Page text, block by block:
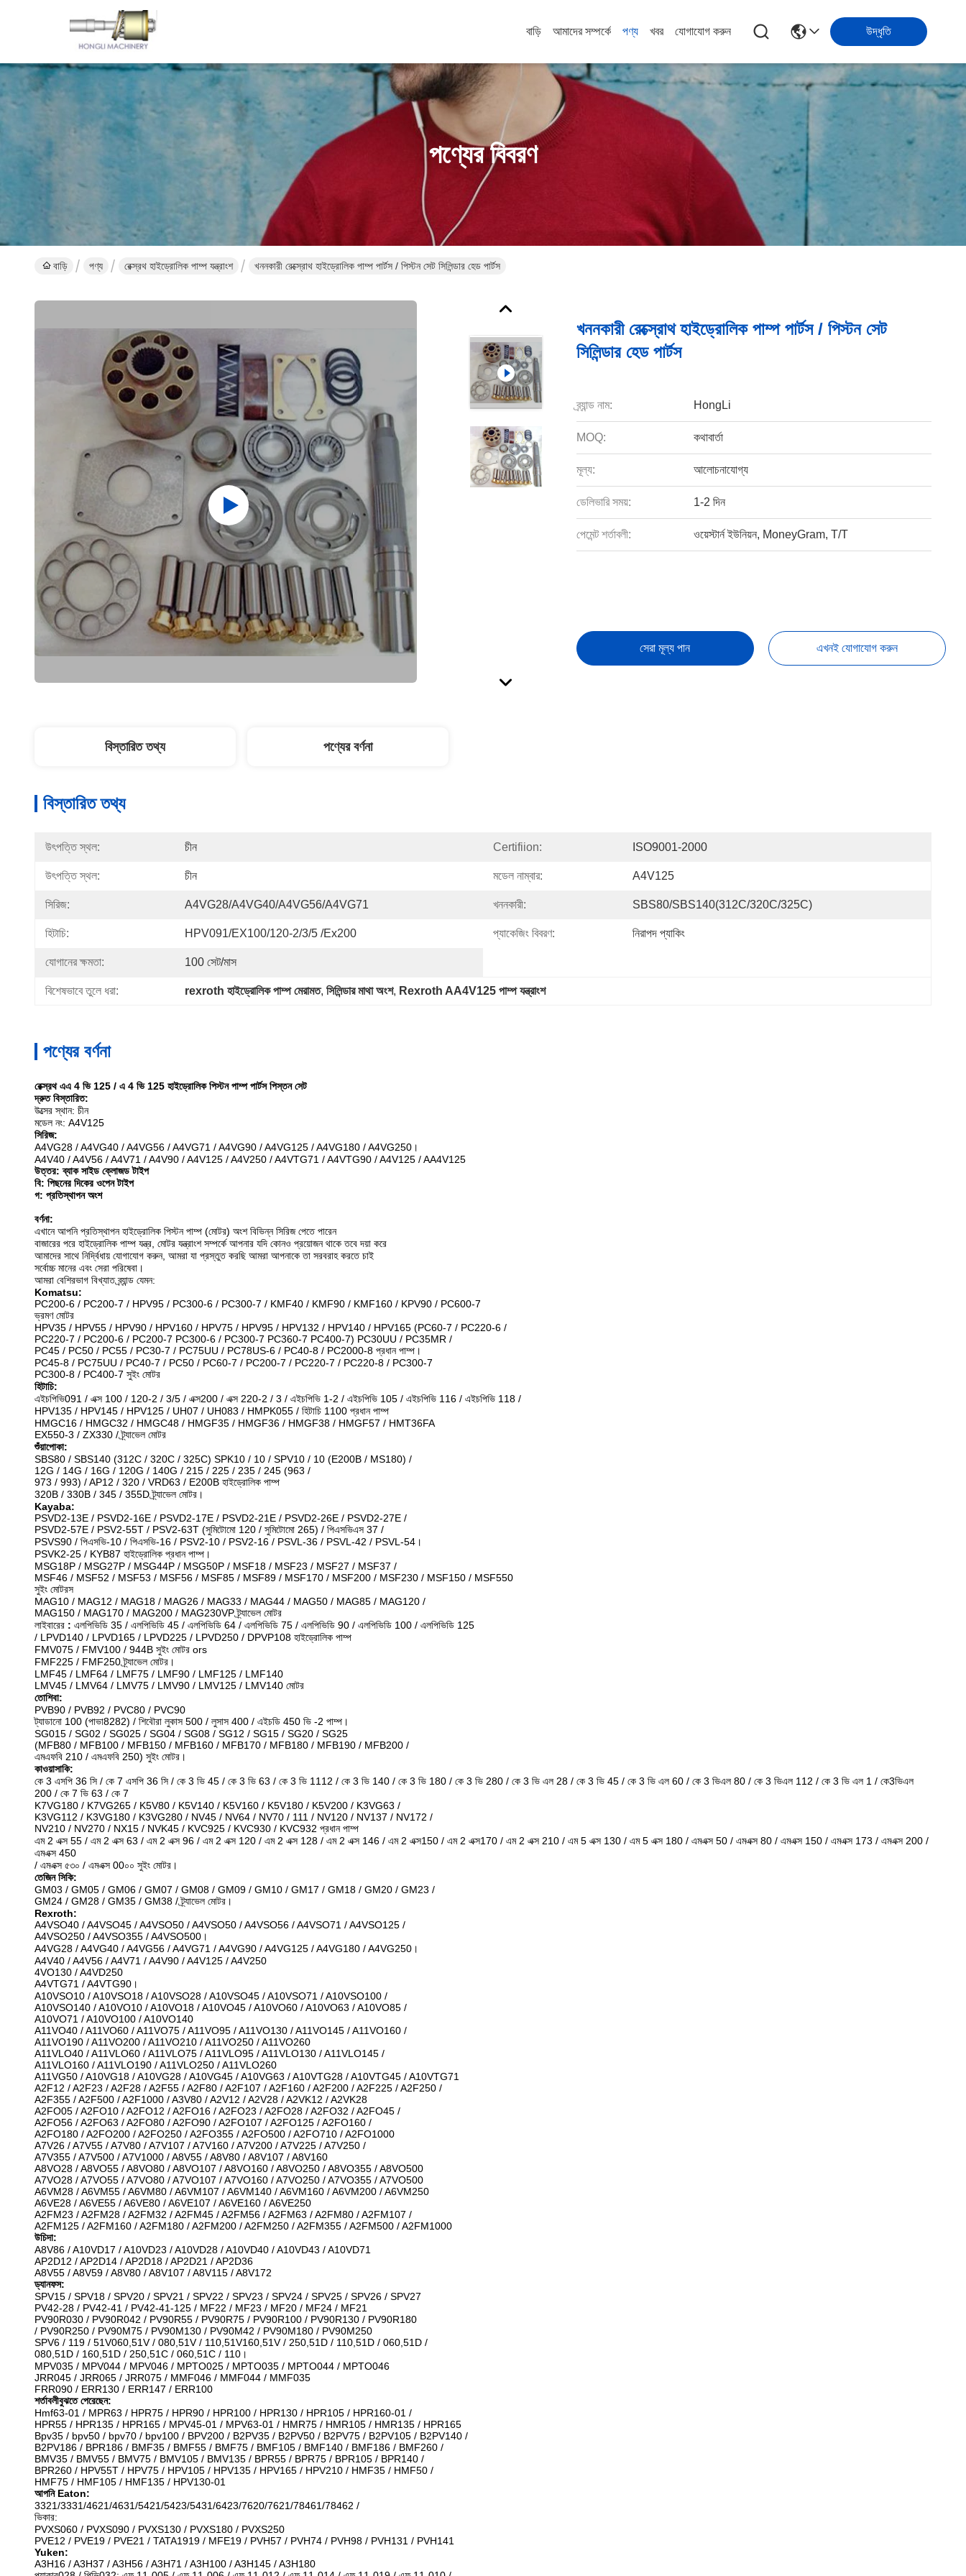
বাড়ি আমাদের সম্পর্কে পণ্য খবর যোগাযোগ করুন উদ্ধৃতি
পণ্যের বিবরণ
বাড়ি পণ্য রেক্স্রথ হাইড্রোলিক পাম্প যন্ত্রাংশ খননকারী রেক্স্রোথ হাইড্রোলিক পাম্প পার্টস / পিস্টন সেট সিলিন্ডার হেড পার্টস
খননকারী রেক্স্রোথ হাইড্রোলিক পাম্প পার্টস / পিস্টন সেট
সিলিন্ডার হেড পার্টস
ব্র্যান্ড নাম: HongLi
MOQ: কথাবার্তা
মূল্য: আলোচনাযোগ্য
ডেলিভারি সময়: 1-2 দিন
পেমেন্ট শর্তাবলী: ওয়েস্টার্ন ইউনিয়ন, MoneyGram, T/T
সেরা মূল্য পান এখনই যোগাযোগ করুন
বিস্তারিত তথ্য পণ্যের বর্ণনা
বিস্তারিত তথ্য
উৎপত্তি স্থল: চীন Certifiion: ISO9001-2000
উৎপত্তি স্থল: চীন মডেল নাম্বার: A4V125
সিরিজ: A4VG28/A4VG40/A4VG56/A4VG71 খননকারী: SBS80/SBS140(312C/320C/325C)
হিটাচি: HPV091/EX100/120-2/3/5 /Ex200 প্যাকেজিং বিবরণ: নিরাপদ প্যাকিং
যোগানের ক্ষমতা: 100 সেট/মাস
বিশেষভাবে তুলে ধরা: rexroth হাইড্রোলিক পাম্প মেরামত, সিলিন্ডার মাথা অংশ, Rexroth AA4V125 পাম্প যন্ত্রাংশ
পণ্যের বর্ণনা
রেক্স্রথ এএ 4 ভি 125 / এ 4 ভি 125 হাইড্রোলিক পিস্টন পাম্প পার্টস পিস্তন সেট
দ্রুত বিস্তারিত:
উত্সের স্থান: চীন
মডেল নং: A4V125
সিরিজ:
A4VG28 / A4VG40 / A4VG56 / A4VG71 / A4VG90 / A4VG125 / A4VG180 / A4VG250।
A4V40 / A4V56 / A4V71 / A4V90 / A4V125 / A4V250 / A4VTG71 / A4VTG90 / A4V125 / AA4V125
উত্তর: ব্যাক সাইড ক্লোজড টাইপ
বি: পিছনের দিকের ওপেন টাইপ
গ: প্রতিস্থাপন অংশ
বর্ণনা:
এখানে আপনি প্রতিস্থাপন হাইড্রোলিক পিস্টন পাম্প (মোটর) অংশ বিভিন্ন সিরিজ পেতে পারেন
বাজারের পরে হাইড্রোলিক পাম্প যন্ত্র, মোটর যন্ত্রাংশ সম্পর্কে আপনার যদি কোনও প্রয়োজন থাকে তবে দয়া করে
আমাদের সাথে নির্দ্বিধায় যোগাযোগ করুন, আমরা যা প্রস্তুত করছি আমরা আপনাকে তা সরবরাহ করতে চাই
সর্বোচ্চ মানের এবং সেরা পরিষেবা।
আমরা বেশিরভাগ বিখ্যাত ব্র্যান্ড যেমন:
Komatsu:
PC200-6 / PC200-7 / HPV95 / PC300-6 / PC300-7 / KMF40 / KMF90 / KMF160 / KPV90 / PC600-7
ভ্রমণ মোটর
HPV35 / HPV55 / HPV90 / HPV160 / HPV75 / HPV95 / HPV132 / HPV140 / HPV165 (PC60-7 / PC220-6 /
PC220-7 / PC200-6 / PC200-7 PC300-6 / PC300-7 PC360-7 PC400-7) PC30UU / PC35MR /
PC45 / PC50 / PC55 / PC30-7 / PC75UU / PC78US-6 / PC40-8 / PC2000-8 প্রধান পাম্প।
PC45-8 / PC75UU / PC40-7 / PC50 / PC60-7 / PC200-7 / PC220-7 / PC220-8 / PC300-7
PC300-8 / PC400-7 সুইং মোটর
হিটাচি:
এইচপিভি091 / এক্স 100 / 120-2 / 3/5 / এক্স200 / এক্স 220-2 / 3 / এইচপিভি 1-2 / এইচপিভি 105 / এইচপিভি 116 / এইচপিভি 118 /
HPV135 / HPV145 / HPV125 / UH07 / UH083 / HMPK055 / হিটাচি 1100 প্রধান পাম্প
HMGC16 / HMGC32 / HMGC48 / HMGF35 / HMGF36 / HMGF38 / HMGF57 / HMT36FA
EX550-3 / ZX330 / ট্র্যাভেল মোটর
শুঁয়াপোকা:
SBS80 / SBS140 (312C / 320C / 325C) SPK10 / 10 / SPV10 / 10 (E200B / MS180) /
12G / 14G / 16G / 120G / 140G / 215 / 225 / 235 / 245 (963 /
973 / 993) / AP12 / 320 / VRD63 / E200B হাইড্রোলিক পাম্প
320B / 330B / 345 / 355D ট্র্যাভেল মোটর।
Kayaba:
PSVD2-13E / PSVD2-16E / PSVD2-17E / PSVD2-21E / PSVD2-26E / PSVD2-27E /
PSVD2-57E / PSV2-55T / PSV2-63T (সুমিটোমো 120 / সুমিটোমো 265) / পিএসভিএস 37 /
PSVS90 / পিএসভি-10 / পিএসভি-16 / PSV2-10 / PSV2-16 / PSVL-36 / PSVL-42 / PSVL-54।
PSVK2-25 / KYB87 হাইড্রোলিক প্রধান পাম্প।
MSG18P / MSG27P / MSG44P / MSG50P / MSF18 / MSF23 / MSF27 / MSF37 /
MSF46 / MSF52 / MSF53 / MSF56 / MSF85 / MSF89 / MSF170 / MSF200 / MSF230 / MSF150 / MSF550
সুইং মোটরস
MAG10 / MAG12 / MAG18 / MAG26 / MAG33 / MAG44 / MAG50 / MAG85 / MAG120 /
MAG150 / MAG170 / MAG200 / MAG230VP ট্র্যাভেল মোটর
লাইবারের : এলপিভিডি 35 / এলপিভিডি 45 / এলপিভিডি 64 / এলপিভিডি 75 / এলপিভিডি 90 / এলপিভিডি 100 / এলপিভিডি 125
/ LPVD140 / LPVD165 / LPVD225 / LPVD250 / DPVP108 হাইড্রোলিক পাম্প
FMV075 / FMV100 / 944B সুইং মোটর ors
FMF225 / FMF250 ট্র্যাভেল মোটর।
LMF45 / LMF64 / LMF75 / LMF90 / LMF125 / LMF140
LMV45 / LMV64 / LMV75 / LMV90 / LMV125 / LMV140 মোটর
তোশিবা:
PVB90 / PVB92 / PVC80 / PVC90
ট্যাডানো 100 (পাভা8282) / শিবৌরা লুকাস 500 / লুসাস 400 / এইচডি 450 ভি -2 পাম্প।
SG015 / SG02 / SG025 / SG04 / SG08 / SG12 / SG15 / SG20 / SG25
(MFB80 / MFB100 / MFB150 / MFB160 / MFB170 / MFB180 / MFB190 / MFB200 /
এমএফবি 210 / এমএফবি 250) সুইং মোটর।
কাওয়াসাকি:
কে 3 এসপি 36 সি / কে 7 এসপি 36 সি / কে 3 ভি 45 / কে 3 ভি 63 / কে 3 ভি 1112 / কে 3 ভি 140 / কে 3 ভি 180 / কে 3 ভি 280 / কে 3 ভি এল 28 / কে 3 ভি 45 / কে 3 ভি এল 60 / কে 3 ভিএল 80 / কে 3 ভিএল 112 / কে 3 ভি এল 1 / কে3ভিএল
200 / কে 7 ভি 63 / কে 7
K7VG180 / K7VG265 / K5V80 / K5V140 / K5V160 / K5V180 / K5V200 / K3VG63 /
K3VG112 / K3VG180 / K3VG280 / NV45 / NV64 / NV70 / 111 / NV120 / NV137 / NV172 /
NV210 / NV270 / NX15 / NVK45 / KVC925 / KVC930 / KVC932 প্রধান পাম্প
এম 2 এক্স 55 / এম 2 এক্স 63 / এম 2 এক্স 96 / এম 2 এক্স 120 / এম 2 এক্স 128 / এম 2 এক্স 146 / এম 2 এক্স150 / এম 2 এক্স170 / এম 2 এক্স 210 / এম 5 এক্স 130 / এম 5 এক্স 180 / এমএক্স 50 / এমএক্স 80 / এমএক্স 150 / এমএক্স 173 / এমএক্স 200 /
এমএক্স 450
/ এমএক্স ৫৩০ / এমএক্স 00০০ সুইং মোটর।
তেজিন সিকি:
GM03 / GM05 / GM06 / GM07 / GM08 / GM09 / GM10 / GM17 / GM18 / GM20 / GM23 /
GM24 / GM28 / GM35 / GM38 / ট্র্যাভেল মোটর।
Rexroth:
A4VSO40 / A4VSO45 / A4VSO50 / A4VSO50 / A4VSO56 / A4VSO71 / A4VSO125 /
A4VSO250 / A4VSO355 / A4VSO500।
A4VG28 / A4VG40 / A4VG56 / A4VG71 / A4VG90 / A4VG125 / A4VG180 / A4VG250।
A4V40 / A4V56 / A4V71 / A4V90 / A4V125 / A4V250
4VO130 / A4VD250
A4VTG71 / A4VTG90।
A10VSO10 / A10VSO18 / A10VSO28 / A10VSO45 / A10VSO71 / A10VSO100 /
A10VSO140 / A10VO10 / A10VO18 / A10VO45 / A10VO60 / A10VO63 / A10VO85 /
A10VO71 / A10VO100 / A10VO140
A11VO40 / A11VO60 / A11VO75 / A11VO95 / A11VO130 / A11VO145 / A11VO160 /
A11VO190 / A11VO200 / A11VO210 / A11VO250 / A11VO260
A11VLO40 / A11VLO60 / A11VLO75 / A11VLO95 / A11VLO130 / A11VLO145 /
A11VLO160 / A11VLO190 / A11VLO250 / A11VLO260
A11VG50 / A10VG18 / A10VG28 / A10VG45 / A10VG63 / A10VTG28 / A10VTG45 / A10VTG71
A2F12 / A2F23 / A2F28 / A2F55 / A2F80 / A2F107 / A2F160 / A2F200 / A2F225 / A2F250 /
A2F355 / A2F500 / A2F1000 / A3V80 / A2V12 / A2V28 / A2VK12 / A2VK28
A2FO05 / A2FO10 / A2FO12 / A2FO16 / A2FO23 / A2FO28 / A2FO32 / A2FO45 /
A2FO56 / A2FO63 / A2FO80 / A2FO90 / A2FO107 / A2FO125 / A2FO160 /
A2FO180 / A2FO200 / A2FO250 / A2FO355 / A2FO500 / A2FO710 / A2FO1000
A7V26 / A7V55 / A7V80 / A7V107 / A7V160 / A7V200 / A7V225 / A7V250 /
A7V355 / A7V500 / A7V1000 / A8V55 / A8V80 / A8V107 / A8V160
A8VO28 / A8VO55 / A8VO80 / A8VO107 / A8VO160 / A8VO250 / A8VO355 / A8VO500
A7VO28 / A7VO55 / A7VO80 / A7VO107 / A7VO160 / A7VO250 / A7VO355 / A7VO500
A6VM28 / A6VM55 / A6VM80 / A6VM107 / A6VM140 / A6VM160 / A6VM200 / A6VM250
A6VE28 / A6VE55 / A6VE80 / A6VE107 / A6VE160 / A6VE250
A2FM23 / A2FM28 / A2FM32 / A2FM45 / A2FM56 / A2FM63 / A2FM80 / A2FM107 /
A2FM125 / A2FM160 / A2FM180 / A2FM200 / A2FM250 / A2FM355 / A2FM500 / A2FM1000
উচিদা:
A8V86 / A10VD17 / A10VD23 / A10VD28 / A10VD40 / A10VD43 / A10VD71
AP2D12 / AP2D14 / AP2D18 / AP2D21 / AP2D36
A8V55 / A8V59 / A8V80 / A8V107 / A8V115 / A8V172
ড্যানফস:
SPV15 / SPV18 / SPV20 / SPV21 / SPV22 / SPV23 / SPV24 / SPV25 / SPV26 / SPV27
PV42-28 / PV42-41 / PV42-41-125 / MF22 / MF23 / MF20 / MF24 / MF21
PV90R030 / PV90R042 / PV90R55 / PV90R75 / PV90R100 / PV90R130 / PV90R180
/ PV90R250 / PV90M75 / PV90M130 / PV90M42 / PV90M180 / PV90M250
SPV6 / 119 / 51V060,51V / 080,51V / 110,51V160,51V / 250,51D / 110,51D / 060,51D /
080,51D / 160,51D / 250,51C / 060,51C / 110।
MPV035 / MPV044 / MPV046 / MPTO025 / MPTO035 / MPTO044 / MPTO046
JRR045 / JRR065 / JRR075 / MMF046 / MMF044 / MMF035
FRR090 / ERR130 / ERR147 / ERR100
শর্তাবলীবুঝতে পেরেছেন:
Hmf63-01 / MPR63 / HPR75 / HPR90 / HPR100 / HPR130 / HPR105 / HPR160-01 /
HPR55 / HPR135 / HPR165 / MPV45-01 / MPV63-01 / HMR75 / HMR105 / HMR135 / HPR165
Bpv35 / bpv50 / bpv70 / bpv100 / BPV200 / B2PV35 / B2PV50 / B2PV75 / B2PV105 / B2PV140 /
B2PV186 / BPR186 / BMF35 / BMF55 / BMF75 / BMF105 / BMF140 / BMF186 / BMF260 /
BMV35 / BMV55 / BMV75 / BMV105 / BMV135 / BPR55 / BPR75 / BPR105 / BPR140 /
BPR260 / HPV55T / HPV75 / HPV105 / HPV135 / HPV165 / HPV210 / HMF35 / HMF50 /
HMF75 / HMF105 / HMF135 / HPV130-01
আপনি Eaton:
3321/3331/4621/4631/5421/5423/5431/6423/7620/7621/78461/78462 /
ভিকার:
PVXS060 / PVXS090 / PVXS130 / PVXS180 / PVXS250
PVE12 / PVE19 / PVE21 / TATA1919 / MFE19 / PVH57 / PVH74 / PVH98 / PVH131 / PVH141
Yuken:
A3H16 / A3H37 / A3H56 / A3H71 / A3H100 / A3H145 / A3H180